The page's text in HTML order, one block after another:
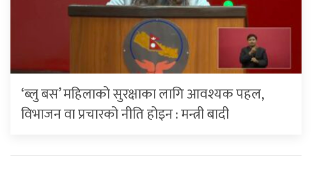
‘ब्लु बस’ महिलाको सुरक्षाका लागि आवश्यक पहल,
विभाजन वा प्रचारको नीति होइन : मन्त्री बादी